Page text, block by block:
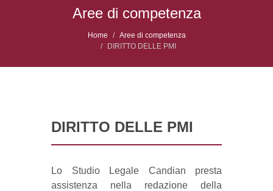
Aree di competenza
Home
Aree di competenza
DIRITTO DELLE PMI
DIRITTO DELLE PMI
Lo Studio Legale Candian presta
assistenza nella redazione della